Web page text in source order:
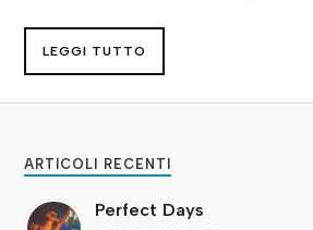
LEGGI TUTTO
ARTICOLI RECENTI
Perfect Days